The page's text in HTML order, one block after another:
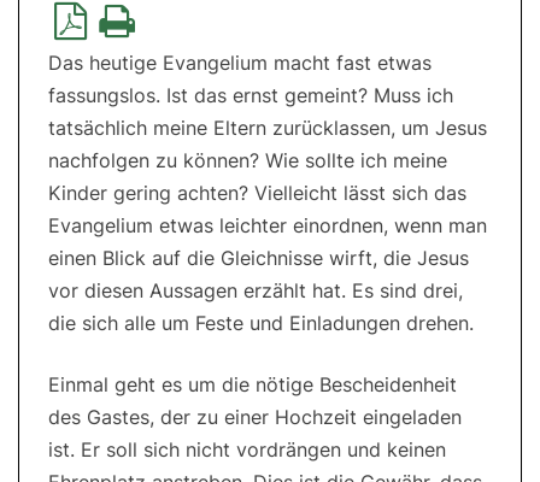
14,25-
33
Das heutige Evangelium macht fast etwas
fassungslos. Ist das ernst gemeint? Muss ich
tatsächlich meine Eltern zurücklassen, um Jesus
nachfolgen zu können? Wie sollte ich meine
Kinder gering achten? Vielleicht lässt sich das
Evangelium etwas leichter einordnen, wenn man
einen Blick auf die Gleichnisse wirft, die Jesus
vor diesen Aussagen erzählt hat. Es sind drei,
die sich alle um Feste und Einladungen drehen.
Einmal geht es um die nötige Bescheidenheit
des Gastes, der zu einer Hochzeit eingeladen
ist. Er soll sich nicht vordrängen und keinen